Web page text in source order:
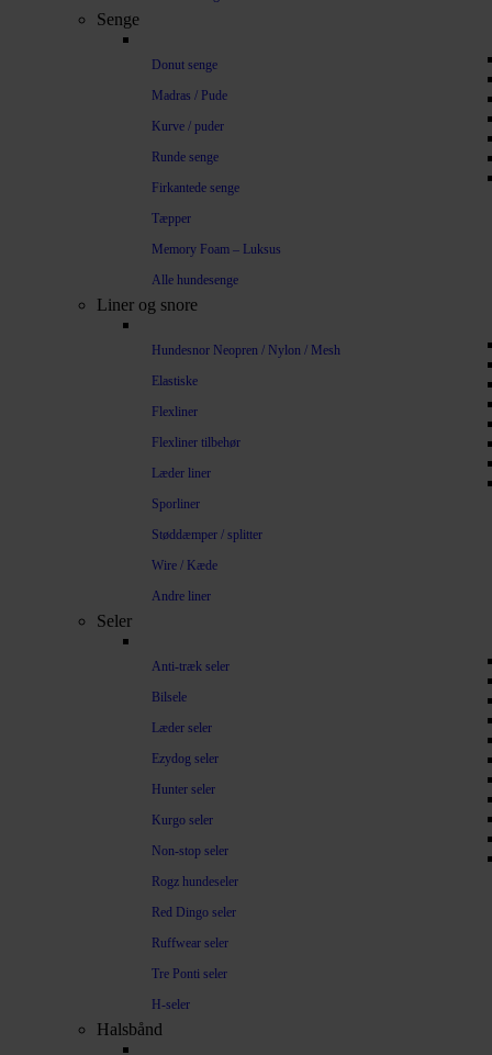
Senge
Donut senge
Madras / Pude
Kurve / puder
Runde senge
Firkantede senge
Tæpper
Memory Foam – Luksus
Alle hundesenge
Liner og snore
Hundesnor Neopren / Nylon / Mesh
Elastiske
Flexliner
Flexliner tilbehør
Læder liner
Sporliner
Støddæmper / splitter
Wire / Kæde
Andre liner
Seler
Anti-træk seler
Bilsele
Læder seler
Ezydog seler
Hunter seler
Kurgo seler
Non-stop seler
Rogz hundeseler
Red Dingo seler
Ruffwear seler
Tre Ponti seler
H-seler
Halsbånd